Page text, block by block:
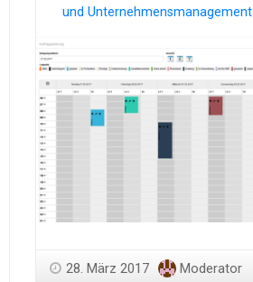
und
28. März 2017 Moderator